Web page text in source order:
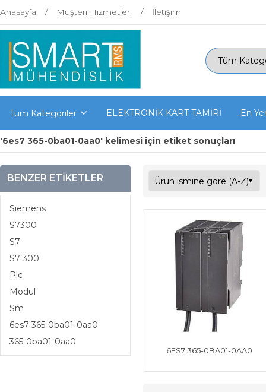
Anasayfa Müşteri Hizmetleri İletişim
Tüm Kategoriler ELEKTRONİK KART TAMİRİ En
'6es7 365-0ba01-0aa0' kelimesi için etiket sonuçları
BENZER ETIKETLER
Sıemens
S7300
S7
S7 300
Plc
Modul
Sm
6es7 365-0ba01-0aa0
365-0ba01-0aa0
6ES7 365-0BA01-0AA0